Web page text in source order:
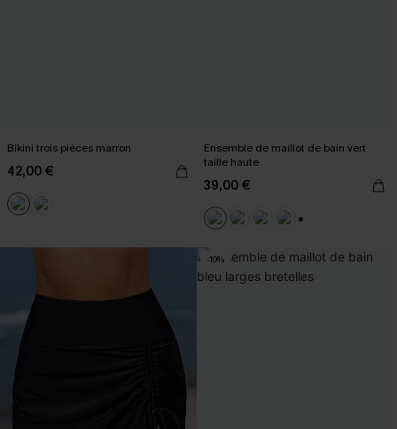
Bikini trois pièces marron
42,00 €
Ensemble de maillot de bain vert
taille haute
39,00 €
-10%